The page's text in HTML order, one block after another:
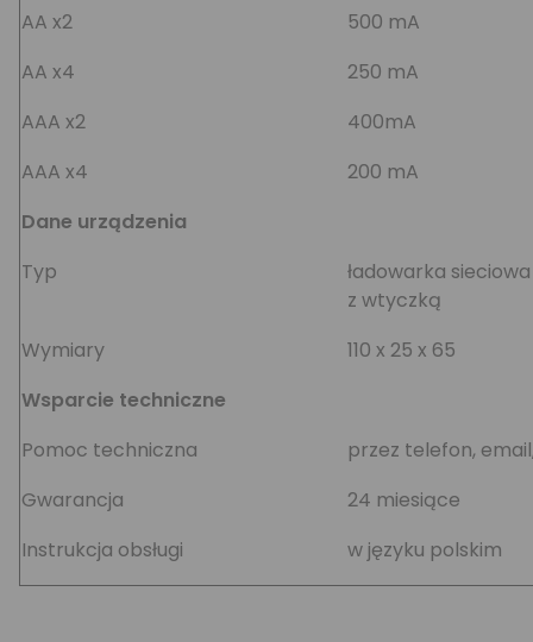
AA x2
500 mA
AA x4
250 mA
AAA x2
400mA
AAA x4
200 mA
Dane urządzenia
Typ
ładowarka
z wtyczką
Wymiary
110 x 25 x 65
Wsparcie techniczne
Pomoc techniczna
przez telefon,
Gwarancja
24 miesiące
Instrukcja obsługi
w języku polskim